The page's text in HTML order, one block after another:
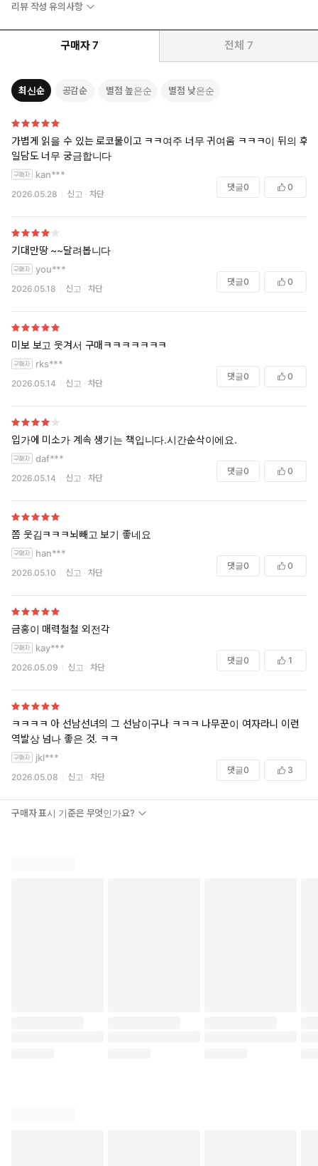
리뷰 작성 유의사항
구매자 7 전체 7
최신순 공감순 별점 높은순 별점 낮은순
가볍게 읽을 수 있는 로코물이고 ㅋㅋ여주 너무 귀여움 ㅋㅋㅋ이 뒤의 후
일담도 너무 궁금합니다
kan***
2026.05.28 신고 차단
댓글0 0
기대만땅 ~~달려봅니다
you***
2026.05.18 신고 차단
댓글0 0
미보 보고 웃겨서 구매ㅋㅋㅋㅋㅋㅋㅋ
rks***
2026.05.14 신고 차단
댓글0 0
입가에 미소가 계속 생기는 책입니다.시간순삭이에요.
daf***
2026.05.14 신고 차단
댓글0 0
쫌 웃김ㅋㅋㅋ뇌빼고 보기 좋네요
han***
2026.05.10 신고 차단
댓글0 0
금홍이 매력철철 외전각
kay***
2026.05.09 신고 차단
댓글0 1
ㅋㅋㅋㅋ 아 선남선녀의 그 선남이구나 ㅋㅋㅋ 나무꾼이 여자라니 이런
역발상 넘나 좋은 것. ㅋㅋ
jkl***
2026.05.08 신고 차단
댓글0 3
구매자 표시 기준은 무엇인가요?